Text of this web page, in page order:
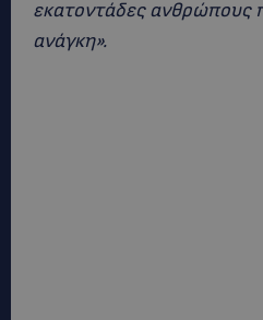
εκατοντάδες ανθρώπους
ανάγκη».